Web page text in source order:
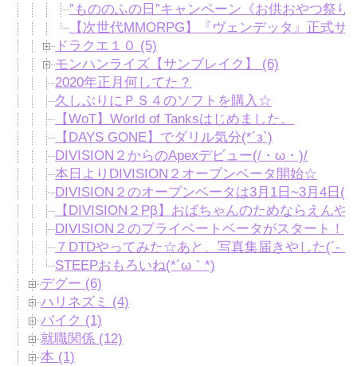
”もののふの日”キャンペーン《お供おやつ祭
【次世代MMORPG】『ヴェンデッタ』正式サ
ドラクエ１０ (5)
モンハンライズ【サンブレイク】 (6)
2020年正月何してた？
久しぶりにＰＳ４のソフトを購入☆
【WoT】World of Tanksはじめました。
【DAYS GONE】でダリル気分(*´з`)
DIVISION２からのApexデビュー(/・ω・)/
本日よりDIVISION２オープンベータ開始☆
DIVISION２のオープンベータは3月1日~3月4日(/
【DIVISION２Pβ】おばちゃんのためならえんや
DIVISION２のプライベートベータがスタート！
７DTDやってみた☆あと、写真集届きやした(´-｀
STEEPおもろいね(*´ω｀*)
デグー (6)
ハリネズミ (4)
バイク (1)
就職関係 (12)
本 (1)